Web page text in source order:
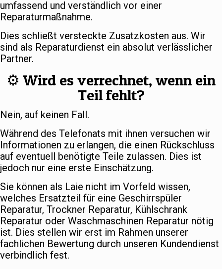
umfassend und verständlich vor einer
Reparaturmaßnahme.
Dies schließt versteckte Zusatzkosten aus. Wir
sind als Reparaturdienst ein absolut verlässlicher
Partner.
⚙️ Wird es verrechnet, wenn ein
Teil fehlt?
Nein, auf keinen Fall.
Während des Telefonats mit ihnen versuchen wir
Informationen zu erlangen, die einen Rückschluss
auf eventuell benötigte Teile zulassen. Dies ist
jedoch nur eine erste Einschätzung.
Sie können als Laie nicht im Vorfeld wissen,
welches Ersatzteil für eine Geschirrspüler
Reparatur, Trockner Reparatur, Kühlschrank
Reparatur oder Waschmaschinen Reparatur nötig
ist. Dies stellen wir erst im Rahmen unserer
fachlichen Bewertung durch unseren Kundendienst
verbindlich fest.